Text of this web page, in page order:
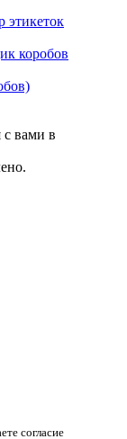
вами в
согласие